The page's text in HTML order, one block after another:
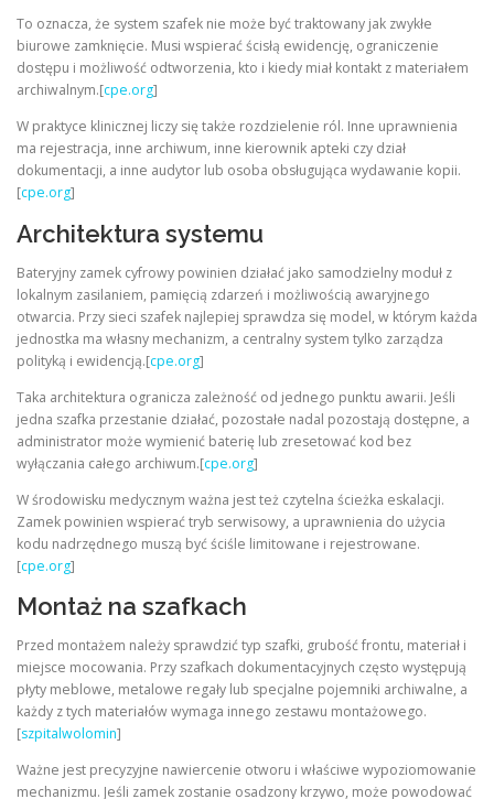
To oznacza, że system szafek nie może być traktowany jak zwykłe
biurowe zamknięcie. Musi wspierać ścisłą ewidencję, ograniczenie
dostępu i możliwość odtworzenia, kto i kiedy miał kontakt z materiałem
archiwalnym.[cpe.org]
W praktyce klinicznej liczy się także rozdzielenie ról. Inne uprawnienia
ma rejestracja, inne archiwum, inne kierownik apteki czy dział
dokumentacji, a inne audytor lub osoba obsługująca wydawanie kopii.
[cpe.org]
Architektura systemu
Bateryjny zamek cyfrowy powinien działać jako samodzielny moduł z
lokalnym zasilaniem, pamięcią zdarzeń i możliwością awaryjnego
otwarcia. Przy sieci szafek najlepiej sprawdza się model, w którym każda
jednostka ma własny mechanizm, a centralny system tylko zarządza
polityką i ewidencją.[cpe.org]
Taka architektura ogranicza zależność od jednego punktu awarii. Jeśli
jedna szafka przestanie działać, pozostałe nadal pozostają dostępne, a
administrator może wymienić baterię lub zresetować kod bez
wyłączania całego archiwum.[cpe.org]
W środowisku medycznym ważna jest też czytelna ścieżka eskalacji.
Zamek powinien wspierać tryb serwisowy, a uprawnienia do użycia
kodu nadrzędnego muszą być ściśle limitowane i rejestrowane.
[cpe.org]
Montaż na szafkach
Przed montażem należy sprawdzić typ szafki, grubość frontu, materiał i
miejsce mocowania. Przy szafkach dokumentacyjnych często występują
płyty meblowe, metalowe regały lub specjalne pojemniki archiwalne, a
każdy z tych materiałów wymaga innego zestawu montażowego.
[szpitalwolomin]
Ważne jest precyzyjne nawiercenie otworu i właściwe wypoziomowanie
mechanizmu. Jeśli zamek zostanie osadzony krzywo, może powodować